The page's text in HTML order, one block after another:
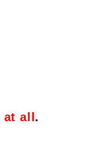
at all .